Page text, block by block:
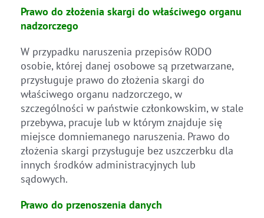
Prawo do złożenia skargi do właściwego organu
nadzorczego
W przypadku naruszenia przepisów RODO
osobie, której danej osobowe są przetwarzane,
przysługuje prawo do złożenia skargi do
właściwego organu nadzorczego, w
szczególności w państwie członkowskim, w stale
przebywa, pracuje lub w którym znajduje się
miejsce domniemanego naruszenia. Prawo do
złożenia skargi przysługuje bez uszczerbku dla
innych środków administracyjnych lub
sądowych.
Prawo do przenoszenia danych